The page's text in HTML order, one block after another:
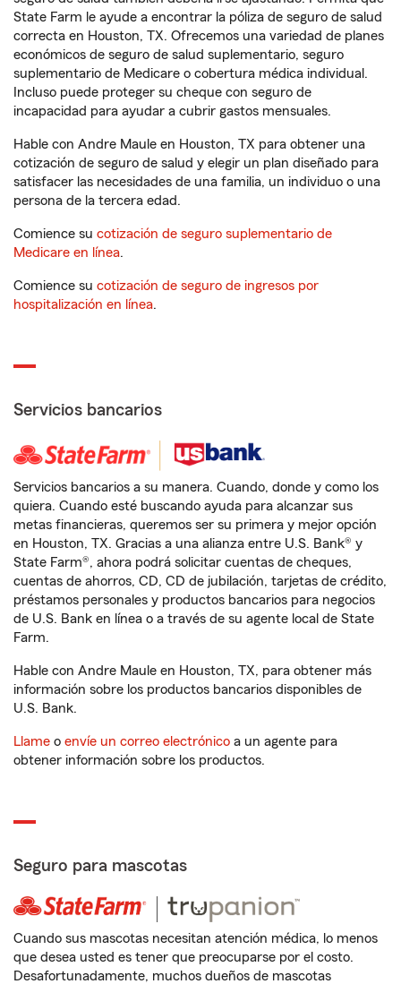
State Farm le ayude a encontrar la póliza de seguro de salud
correcta en Houston, TX. Ofrecemos una variedad de planes
económicos de seguro de salud suplementario, seguro
suplementario de Medicare o cobertura médica individual.
Incluso puede proteger su cheque con seguro de
incapacidad para ayudar a cubrir gastos mensuales.
Hable con Andre Maule en Houston, TX para obtener una
cotización de seguro de salud y elegir un plan diseñado para
satisfacer las necesidades de una familia, un individuo o una
persona de la tercera edad.
Comience su cotización de seguro suplementario de
Medicare en línea.
Comience su cotización de seguro de ingresos por
hospitalización en línea.
Servicios bancarios
Servicios bancarios a su manera. Cuando, donde y como los
quiera. Cuando esté buscando ayuda para alcanzar sus
metas financieras, queremos ser su primera y mejor opción
en Houston, TX. Gracias a una alianza entre U.S. Bank® y
State Farm®, ahora podrá solicitar cuentas de cheques,
cuentas de ahorros, CD, CD de jubilación, tarjetas de crédito,
préstamos personales y productos bancarios para negocios
de U.S. Bank en línea o a través de su agente local de State
Farm.
Hable con Andre Maule en Houston, TX, para obtener más
información sobre los productos bancarios disponibles de
U.S. Bank.
Llame o envíe un correo electrónico a un agente para
obtener información sobre los productos.
Seguro para mascotas
Cuando sus mascotas necesitan atención médica, lo menos
que desea usted es tener que preocuparse por el costo.
Desafortunadamente, muchos dueños de mascotas